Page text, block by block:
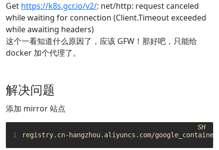
Get https://k8s.gcr.io/v2/: net/http: request canceled
while waiting for connection (Client.Timeout exceeded
while awaiting headers)
这个一看知道什么原因了，应该 GFW！那好吧，只能给
docker 加个代理了。
解决问题
添加 mirror 站点
1
SH